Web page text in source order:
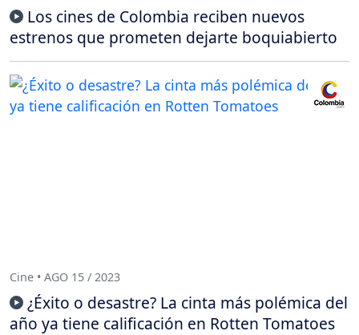
Los cines de Colombia reciben nuevos
estrenos que prometen dejarte boquiabierto
Cine • AGO 15 / 2023
¿Éxito o desastre? La cinta más polémica del
año ya tiene calificación en Rotten Tomatoes